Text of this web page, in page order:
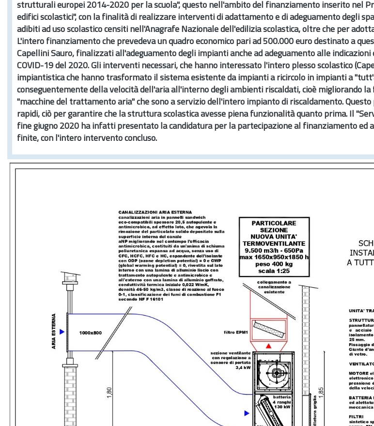
strutturali europei 2014-2020 per la scuola", questo nell'ambito del finanziamento inserito nel
edifici scolastici", con la finalità di realizzare interventi di adattamento e di adeguamento degli
adibiti ad uso scolastico censiti nell'Anagrafe Nazionale dell'edilizia scolastica, oltre che per
L'intero finanziamento che prevedeva un quadro economico pari ad 500.000 euro destinato a
Capellini Sauro, finalizzati all'adeguamento degli impianti anche ad adeguamento alle
COVID-19 del 2020. Gli interventi necessari, che hanno interessato l'intero plesso scolastico
impiantistica che hanno trasformato il sistema esistente da impianti a ricircolo in impianti a
conseguentemente della velocità dell'aria all'interno degli ambienti riscaldati, cioè migliorando
"macchine del trattamento aria" che sono a servizio dell'intero impianto di riscaldamento.
rapidi, ciò per garantire che la struttura scolastica avesse piena funzionalità quanto prima. Il
fine giugno 2020 ha infatti presentato la candidatura per la partecipazione al finanziamento ed
finite, con l'intero intervento concluso.